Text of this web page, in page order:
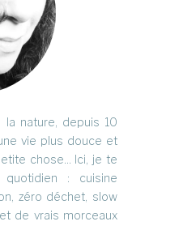
nature, depuis 10
vie plus douce et
chose... Ici, je te
: cuisine
zéro déchet, slow
de vrais morceaux